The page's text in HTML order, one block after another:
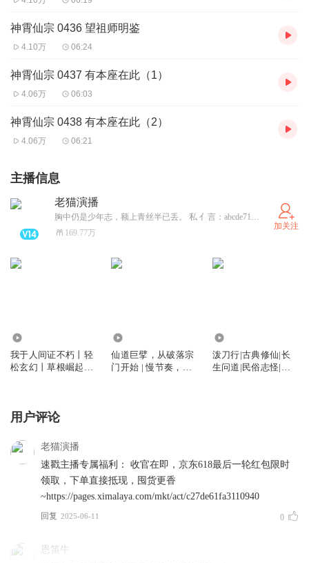
神霄仙宗 0436 望祖师明鉴
4.10万 06:24
神霄仙宗 0437 有本座在此（1）
4.06万 06:03
神霄仙宗 0438 有本座在此（2）
4.06万 06:21
主播信息
老猫演播
胸中仍是少年志，额上青丝半已丢。 私 亻言：abcde71853
169.77万
加关注
我于人间证不朽丨轻
松玄幻丨草根崛起丨
仙道巨擘，从破落宗
门开始 | 慢节奏，智
泼刀行|古典修仙|长
生问道|民俗志怪|多
用户评论
老猫演播
速戳主播专属福利： 收官在即，京东618最后一轮红包限时
领取，下单直接抵现，囤货更香
~https://pages.ximalaya.com/mkt/act/c27de61fa3110940